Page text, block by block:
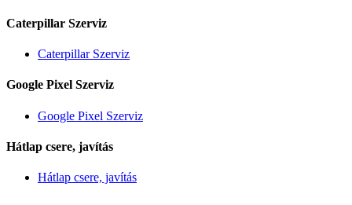
Caterpillar Szerviz
Caterpillar Szerviz
Google Pixel Szerviz
Google Pixel Szerviz
Hátlap csere, javítás
Hátlap csere, javítás